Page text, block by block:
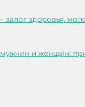
залог здоровья,
мужчин и женщин: